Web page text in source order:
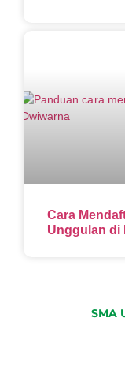
Cara
Unggulan di
SMA